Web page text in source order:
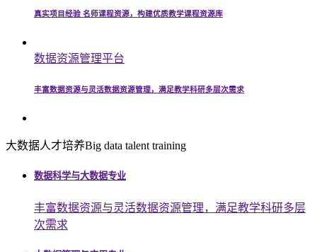
真实项目经验 名师课程资源，构建优质教学课程资源库
数据资源管理平台
丰富数据资源与灵活数据资源管理，满足教学科研多层次需求
大数据人才培养Big data talent training
数据科学与大数据专业
丰富数据资源与灵活数据资源管理，满足教学科研多层
次需求